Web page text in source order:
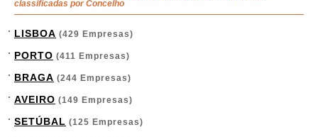
classificadas por Concelho
LISBOA (429 Empresas)
PORTO (411 Empresas)
BRAGA (244 Empresas)
AVEIRO (149 Empresas)
SETÚBAL (125 Empresas)